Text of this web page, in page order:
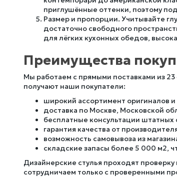
приглушённые оттенки, поэтому
Размер и пропорции. Учитывайте
достаточно свободного
для лёгких кухонных обедов,
Преимущества
Мы работаем с прямыми поставками из
получают наши покупатели:
широкий ассортимент оригиналов
доставка по Москве, Московской
бесплатные консультации
гарантия качества от
возможность самовывоза из
складские запасы более 5 000 м2,
Дизайнерские стулья проходят
сотрудничаем только с проверенными